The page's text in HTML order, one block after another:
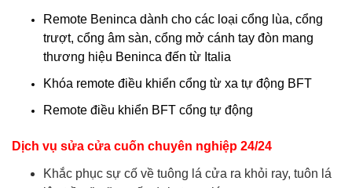
Remote Beninca dành cho các loại cổng lùa, cổng
trượt, cổng âm sàn, cổng mở cánh tay đòn mang
thương hiệu Beninca đến từ Italia
Khóa remote điều khiển cổng từ xa tự động BFT
Remote điều khiển BFT cổng tự động
Dịch vụ sửa cửa cuốn chuyên nghiệp 24/24
Khắc phục sự cố về tuông lá cửa ra khỏi ray, tuôn lá